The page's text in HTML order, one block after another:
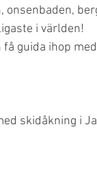
onsenbaden,
i världen!
guida ihop
skidåkning i